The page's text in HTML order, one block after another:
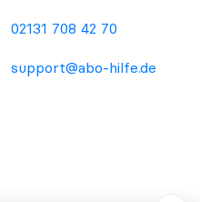
02131 708 42 70
support@abo-hilfe.de